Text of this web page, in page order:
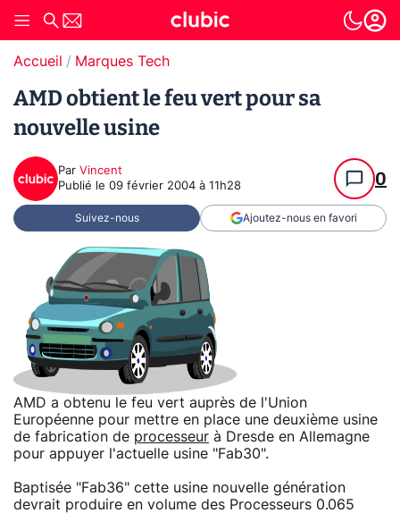
Accueil Marques Tech
AMD obtient le feu vert pour sa
nouvelle usine
Par Vincent
Publié le 09 février 2004 à 11h28 0
Suivez-nous Ajoutez-nous en favori
AMD a obtenu le feu vert auprès de l'Union
Européenne pour mettre en place une deuxième usine
de fabrication de processeur à Dresde en Allemagne
pour appuyer l'actuelle usine "Fab30".
Baptisée "Fab36" cette usine nouvelle génération
devrait produire en volume des Processeurs 0.065